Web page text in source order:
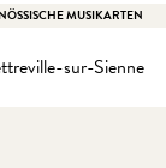
MUSIKARTEN
sur-Sienne